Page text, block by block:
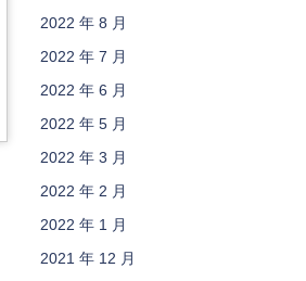
2022 年 8 月
2022 年 7 月
2022 年 6 月
2022 年 5 月
2022 年 3 月
2022 年 2 月
2022 年 1 月
2021 年 12 月